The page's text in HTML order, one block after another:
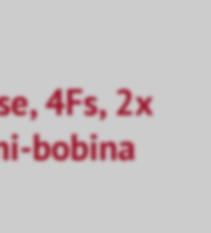
4Fs, 2x
bobina